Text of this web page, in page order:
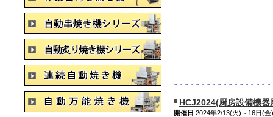
HCJ2024(厨房設備機器
開催日:2024年2/13(火)～16日(